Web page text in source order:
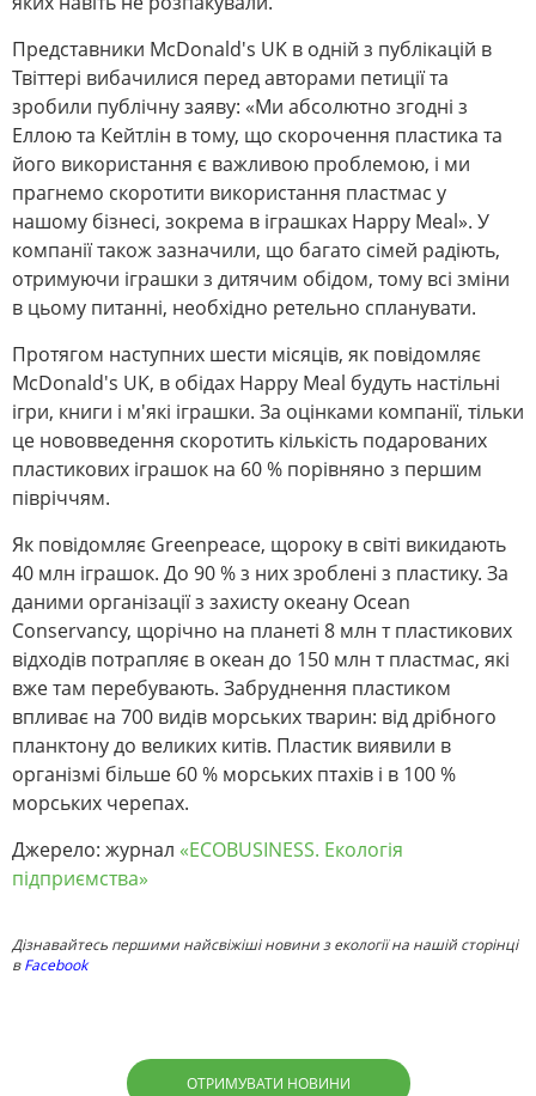
Представники McDonald's UK в одній з публікацій в
Твіттері вибачилися перед авторами петиції та
зробили публічну заяву: «Ми абсолютно згодні з
Еллою та Кейтлін в тому, що скорочення пластика та
його використання є важливою проблемою, і ми
прагнемо скоротити використання пластмас у
нашому бізнесі, зокрема в іграшках Happy Meal». У
компанії також зазначили, що багато сімей радіють,
отримуючи іграшки з дитячим обідом, тому всі зміни
в цьому питанні, необхідно ретельно спланувати.
Протягом наступних шести місяців, як повідомляє
McDonald's UK, в обідах Happy Meal будуть настільні
ігри, книги і м'які іграшки. За оцінками компанії, тільки
це нововведення скоротить кількість подарованих
пластикових іграшок на 60 % порівняно з першим
півріччям.
Як повідомляє Greenpeace, щороку в світі викидають
40 млн іграшок. До 90 % з них зроблені з пластику. За
даними організації з захисту океану Ocean
Conservancy, щорічно на планеті 8 млн т пластикових
відходів потрапляє в океан до 150 млн т пластмас, які
вже там перебувають. Забруднення пластиком
впливає на 700 видів морських тварин: від дрібного
планктону до великих китів. Пластик виявили в
організмі більше 60 % морських птахів і в 100 %
морських черепах.
Джерело: журнал «ECOBUSINESS. Екологія
підприємства»
Дізнавайтесь першими найсвіжіші новини з екології на нашій сторінці
вFacebook
ОТРИМУВАТИ НОВИНИ